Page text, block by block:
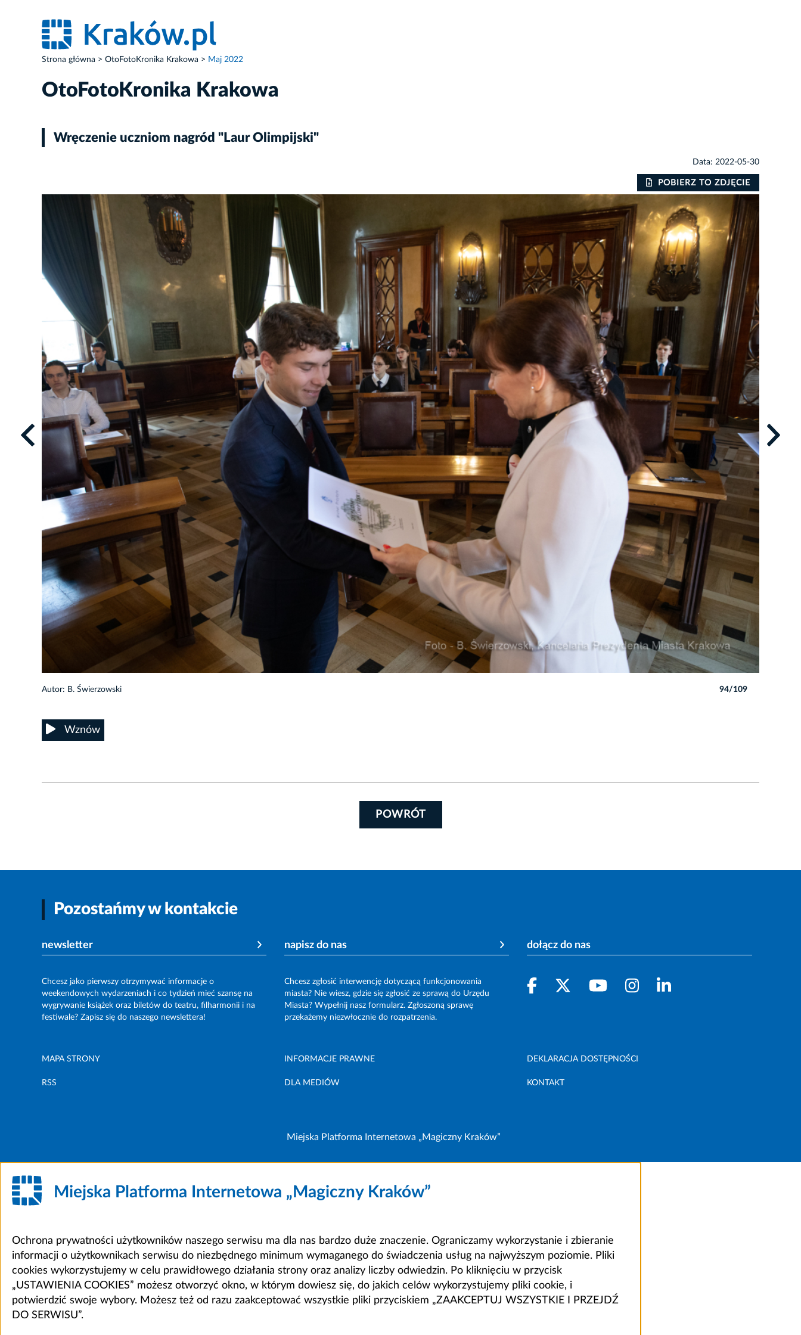
Strona główna OtoFotoKronika Krakowa Maj 2022
OtoFotoKronika Krakowa
Wręczenie uczniom nagród "Laur Olimpijski"
Data: 2022-05-30
POBIERZ TO ZDJĘCIE
Autor: B. Świerzowski 94/109
Wznów
POWRÓT
Pozostańmy w kontakcie
newsletter
Chcesz jako pierwszy otrzymywać informacje o
weekendowych wydarzeniach i co tydzień mieć szansę na
wygrywanie książek oraz biletów do teatru, filharmonii i na
festiwale? Zapisz się do naszego newslettera!
napisz do nas
Chcesz zgłosić interwencję dotyczącą funkcjonowania
miasta? Nie wiesz, gdzie się zgłosić ze sprawą do Urzędu
Miasta? Wypełnij nasz formularz. Zgłoszoną sprawę
przekażemy niezwłocznie do rozpatrzenia.
dołącz do nas
MAPA STRONY INFORMACJE PRAWNE DEKLARACJA DOSTĘPNOŚCI
RSS DLA MEDIÓW KONTAKT
Miejska Platforma Internetowa „Magiczny Kraków”
Miejska Platforma Internetowa „Magiczny Kraków”
Ochrona prywatności użytkowników naszego serwisu ma dla nas bardzo duże znaczenie. Ograniczamy wykorzystanie i zbieranie
informacji o użytkownikach serwisu do niezbędnego minimum wymaganego do świadczenia usług na najwyższym poziomie. Pliki
cookies wykorzystujemy w celu prawidłowego działania strony oraz analizy liczby odwiedzin. Po kliknięciu w przycisk
„USTAWIENIA COOKIES” możesz otworzyć okno, w którym dowiesz się, do jakich celów wykorzystujemy pliki cookie, i
potwierdzić swoje wybory. Możesz też od razu zaakceptować wszystkie pliki przyciskiem „ZAAKCEPTUJ WSZYSTKIE I PRZEJDŹ
DO SERWISU”.